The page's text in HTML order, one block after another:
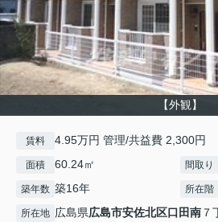
【外観】
賃料 4.95万円 管理/共益費 2,300円
面積 60.24㎡ 間取り
築年数 築16年 所在階
所在地 広島県広島市安佐北区口田南 ７